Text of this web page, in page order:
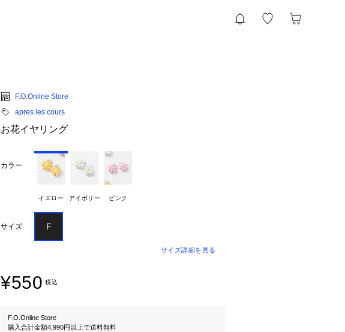
F.O.Online Store
apres les cours
お花イヤリング
カラー
イエロー アイボリー ピンク
サイズ F
サイズ詳細を見る
¥550 税込
F.O.Online Store
購入合計金額4,990円以上で送料無料